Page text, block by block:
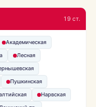
19 ст.
Академическая
Лесная
Пушкинская
Нарвская